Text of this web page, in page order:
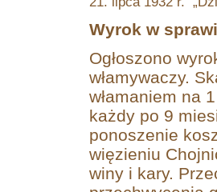
Wyrok w
Ogłoszono
włamywaczy.
włamaniem na
każdy po 9
ponoszenie
więzieniu
winy i kary.